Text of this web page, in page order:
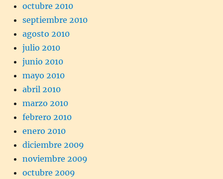
octubre 2010
septiembre 2010
agosto 2010
julio 2010
junio 2010
mayo 2010
abril 2010
marzo 2010
febrero 2010
enero 2010
diciembre 2009
noviembre 2009
octubre 2009